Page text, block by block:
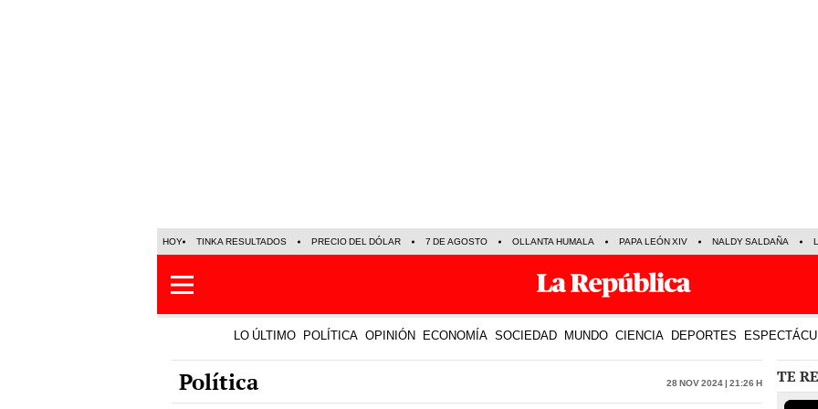
HOY TINKA RESULTADOS PRECIO DEL DÓLAR 7 DE AGOSTO OLLANTA HUMALA PAPA LEÓN XIV NALDY SALDAÑA
LO ÚLTIMO POLÍTICA OPINIÓN ECONOMÍA SOCIEDAD MUNDO CIENCIA DEPORTES
Política 28 Nov 2024 | 21:26 h TE